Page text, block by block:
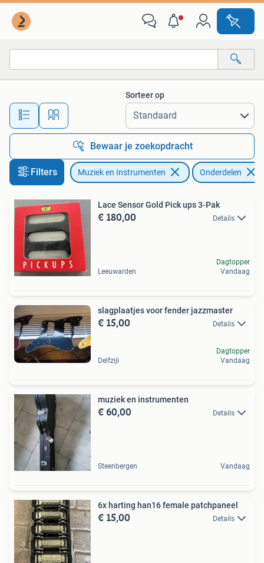
Alle afstanden…
Sorteer op
Bewaar je zoekopdracht
Filters Muziek en Instrumenten Onderdelen
Lace Sensor Gold Pick ups 3-Pak
€ 180,00 Details
Leeuwarden
Dagtopper
Vandaag
slagplaatjes voor fender jazzmaster
€ 15,00 Details
Delfzijl
Dagtopper
Vandaag
muziek en instrumenten
€ 60,00 Details
Steenbergen Vandaag
6x harting han16 female patchpaneel
€ 15,00 Details